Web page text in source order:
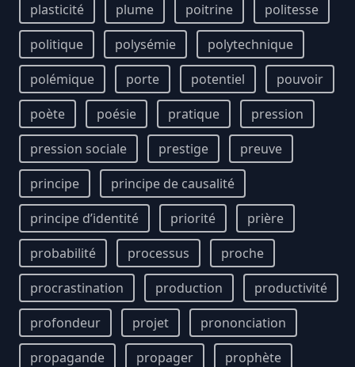
plasticité
plume poitrine
politesse
politique
polysémie
polytechnique
polémique
porte potentiel
pouvoir
poète
poésie pratique
pression
pression sociale
prestige
preuve
principe
principe de causalité
principe d’identité
priorité
prière
probabilité
processus
proche
procrastination
production
productivité
profondeur
projet
prononciation
propagande
propager
prophète